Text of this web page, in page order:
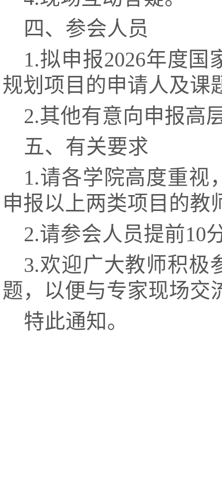
四、参会人员
1.拟申报2026年度
规划项目的申请人及课
2.其他有意向申报高
五、有关要求
1.请各学院高度重视
申报以上两类项目的教
2.请参会人员提前10
3.欢迎广大教师积极
题，以便与专家现场交
特此通知。